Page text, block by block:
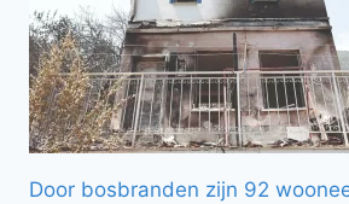
Door bosbranden zijn 92